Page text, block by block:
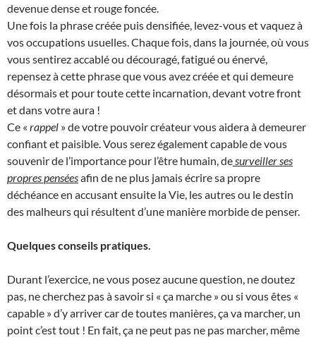
devenue dense et rouge foncée.
Une fois la phrase créée puis densifiée, levez-vous et vaquez à
vos occupations usuelles. Chaque fois, dans la journée, où vous
vous sentirez accablé ou découragé, fatigué ou énervé,
repensez à cette phrase que vous avez créée et qui demeure
désormais et pour toute cette incarnation, devant votre front
et dans votre aura !
Ce « rappel » de votre pouvoir créateur vous aidera à demeurer
confiant et paisible. Vous serez également capable de vous
souvenir de l’importance pour l’être humain, de surveiller ses
propres penséesafin de ne plus jamais écrire sa propre
déchéance en accusant ensuite la Vie, les autres ou le destin
des malheurs qui résultent d’une manière morbide de penser.
Quelques conseils pratiques.
Durant l’exercice, ne vous posez aucune question, ne doutez
pas, ne cherchez pas à savoir si « ça marche » ou si vous êtes «
capable » d’y arriver car de toutes manières, ça va marcher, un
point c’est tout ! En fait, ça ne peut pas ne pas marcher, même